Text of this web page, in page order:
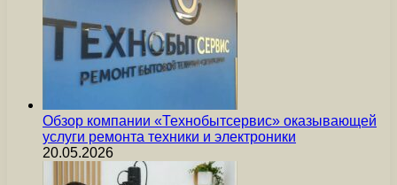
Обзор компании «Технобытсервис» оказывающей
услуги ремонта техники и электроники
20.05.2026